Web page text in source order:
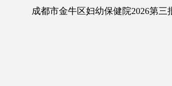
成都市金牛区妇幼保健院2026第